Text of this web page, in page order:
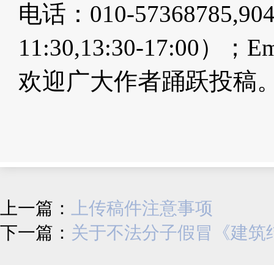
电话：010-
11:30,13:30-17:00）；
欢迎广大作者踊跃投稿
上一篇：
上传稿件注意事项
下一篇： 关于不法分子假冒《建